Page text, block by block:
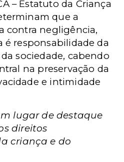
– Estatuto da Criança
que a
contra negligência,
é responsabilidade da
sociedade, cabendo
na preservação da
e intimidade
lugar de destaque
direitos
criança e do